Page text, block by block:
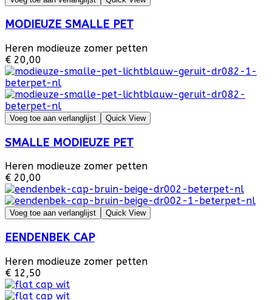
MODIEUZE SMALLE PET
Heren modieuze zomer petten
€ 20,00
Voeg toe aan verlanglijst Quick View
SMALLE MODIEUZE PET
Heren modieuze zomer petten
€ 20,00
Voeg toe aan verlanglijst Quick View
EENDENBEK CAP
Heren modieuze zomer petten
€ 12,50